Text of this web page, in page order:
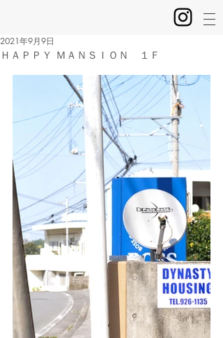
ＨＡＰＰＹ ＭＡＮＳＩＯＮ １Ｆ
2021年9月9日